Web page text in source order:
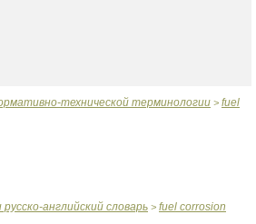
технической терминологии > fuel
английский словарь > fuel corrosion